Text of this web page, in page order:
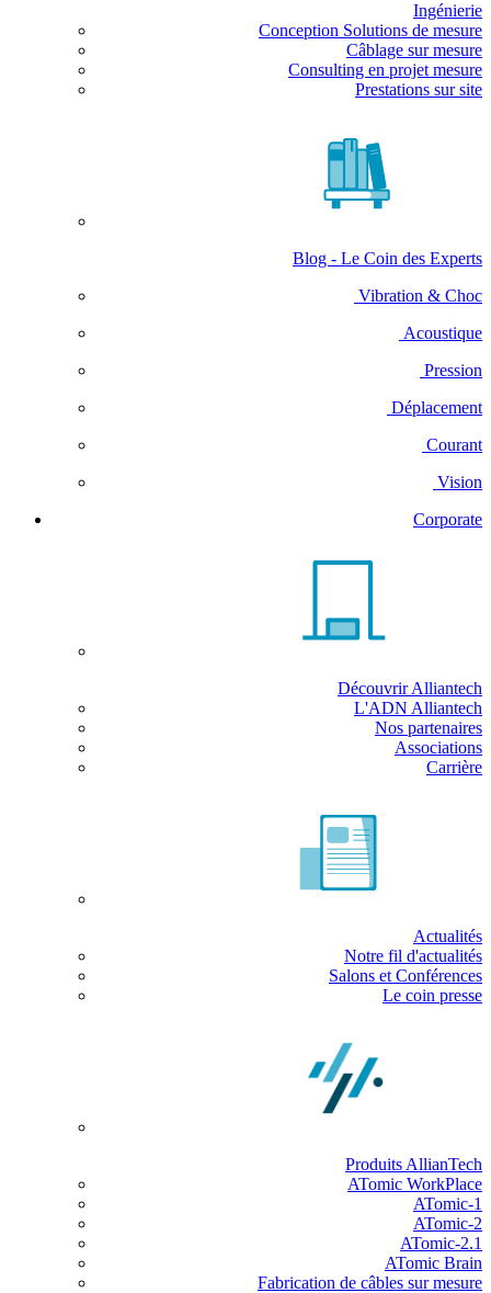
Ingénierie
Conception Solutions de mesure
Câblage sur mesure
Consulting en projet mesure
Prestations sur site
Blog - Le Coin des Experts
Vibration & Choc
Acoustique
Pression
Déplacement
Courant
Vision
Corporate
Découvrir Alliantech
L'ADN Alliantech
Nos partenaires
Associations
Carrière
Actualités
Notre fil d'actualités
Salons et Conférences
Le coin presse
Produits AllianTech
ATomic WorkPlace
ATomic-1
ATomic-2
ATomic-2.1
ATomic Brain
Fabrication de câbles sur mesure